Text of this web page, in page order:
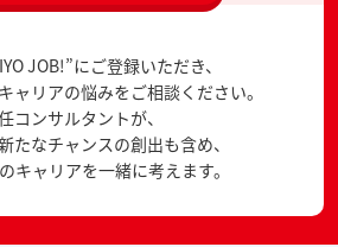
JOB!”にご登録いただき、
ャリアの悩みをご相談ください。
コンサルタントが、
たなチャンスの創出も含め、
キャリアを一緒に考えます。